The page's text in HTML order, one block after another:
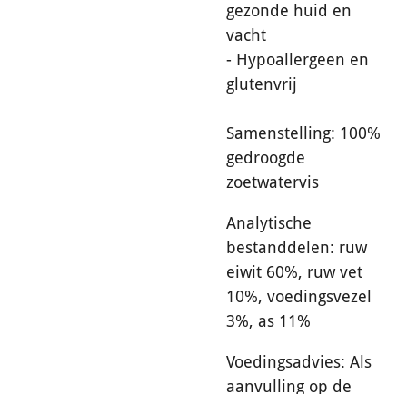
gezonde huid en
vacht
- Hypoallergeen en
glutenvrij
Samenstelling: 100%
gedroogde
zoetwatervis
Analytische
bestanddelen: ruw
eiwit 60%, ruw vet
10%, voedingsvezel
3%, as 11%
Voedingsadvies: Als
aanvulling op de